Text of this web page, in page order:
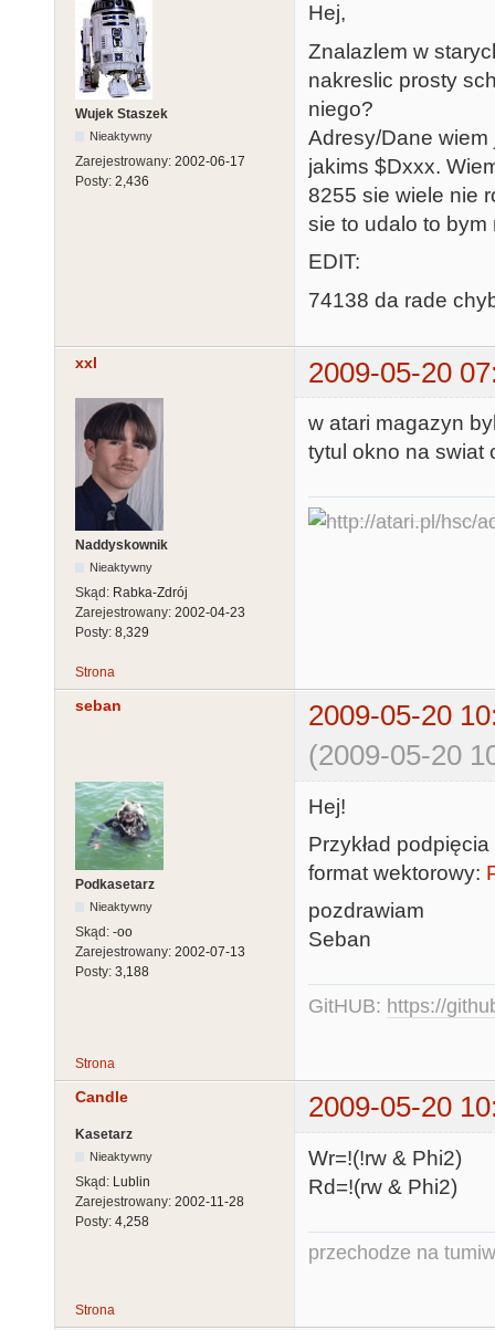
Wujek Staszek
Nieaktywny
Zarejestrowany: 2002-06-17
Posty: 2,436
Hej,
Znalazlem w
nakreslic prosty
niego?
Adresy/Dane
jakims $Dxxx.
8255 sie wiele nie
sie to udalo to
EDIT:
74138 da rade
xxl 2009-05-20
Naddyskownik
Nieaktywny
Skąd: Rabka-Zdrój
Zarejestrowany: 2002-04-23
Posty: 8,329
w atari magazyn
tytul okno na swiat
Strona
seban
2009-05-20
(2009-05-20
Podkasetarz
Nieaktywny
Skąd: -oo
Zarejestrowany: 2002-07-13
Posty: 3,188
Hej!
Przykład
format wektorowy:
pozdrawiam
Seban
GitHUB: https://
Strona
Candle 2009-05-20
Kasetarz
Nieaktywny
Skąd: Lublin
Zarejestrowany: 2002-11-28
Posty: 4,258
Wr=!(!rw & Phi2)
Rd=!(rw & Phi2)
przechodze na
Strona